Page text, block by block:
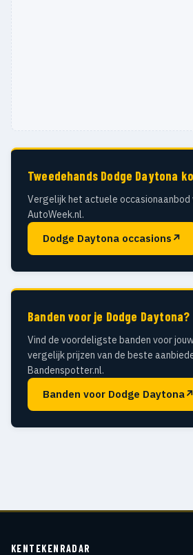
Tweedehands Dodge Daytona
Vergelijk het actuele occasionaanbod
AutoWeek.nl.
Dodge Daytona occasions ↗
Banden voor je Dodge Daytona?
Vind de voordeligste banden voor
vergelijk prijzen van de beste
Bandenspotter.nl.
Banden voor Dodge Daytona↗
KENTEKENRADAR